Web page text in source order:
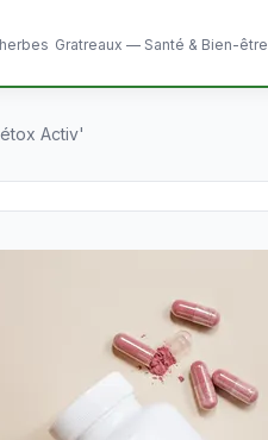
Gratreaux — Santé & Bien-être
Activ'